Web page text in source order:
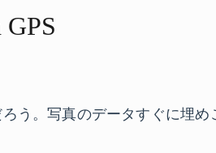
う。写真のデータすぐに埋